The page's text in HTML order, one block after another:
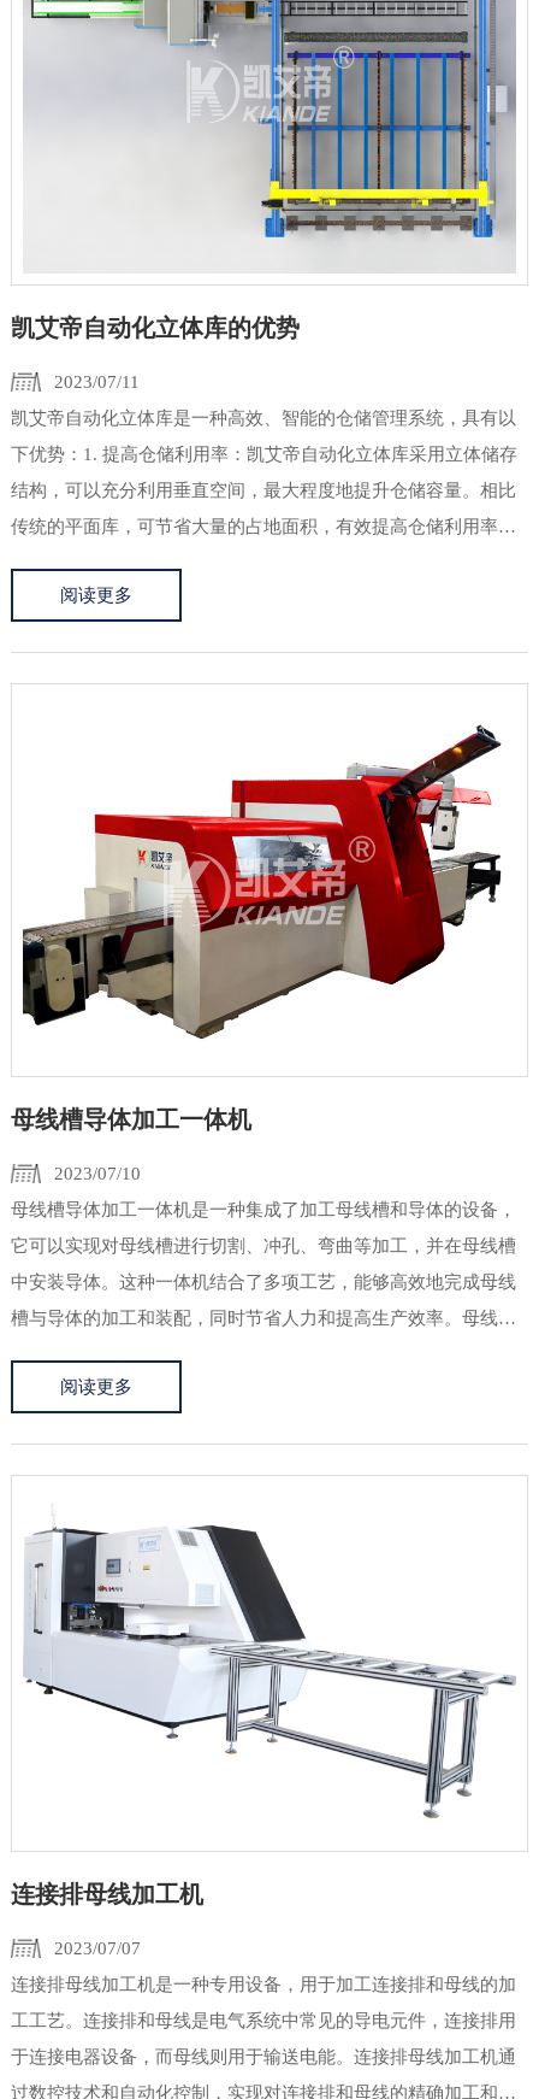
凯艾帝自动化立体库的优势
2023/07/11
凯艾帝自动化立体库是一种高效、智能的仓储管理系统，具有以
下优势：1. 提高仓储利用率：凯艾帝自动化立体库采用立体储存
结构，可以充分利用垂直空间，最大程度地提升仓储容量。相比
传统的平面库，可节省大量的占地面积，有效提高仓储利用率。
统，通过自动化设备（如堆垛机、输送机等）进行货物的高效存
阅读更多
母线槽导体加工一体机
2023/07/10
母线槽导体加工一体机是一种集成了加工母线槽和导体的设备，
它可以实现对母线槽进行切割、冲孔、弯曲等加工，并在母线槽
中安装导体。这种一体机结合了多项工艺，能够高效地完成母线
槽与导体的加工和装配，同时节省人力和提高生产效率。母线槽
柜、自动化设备等领域。而导体则是通过母线槽来传递电能的电
阅读更多
连接排母线加工机
2023/07/07
连接排母线加工机是一种专用设备，用于加工连接排和母线的加
工工艺。连接排和母线是电气系统中常见的导电元件，连接排用
于连接电器设备，而母线则用于输送电能。连接排母线加工机通
过数控技术和自动化控制，实现对连接排和母线的精确加工和成